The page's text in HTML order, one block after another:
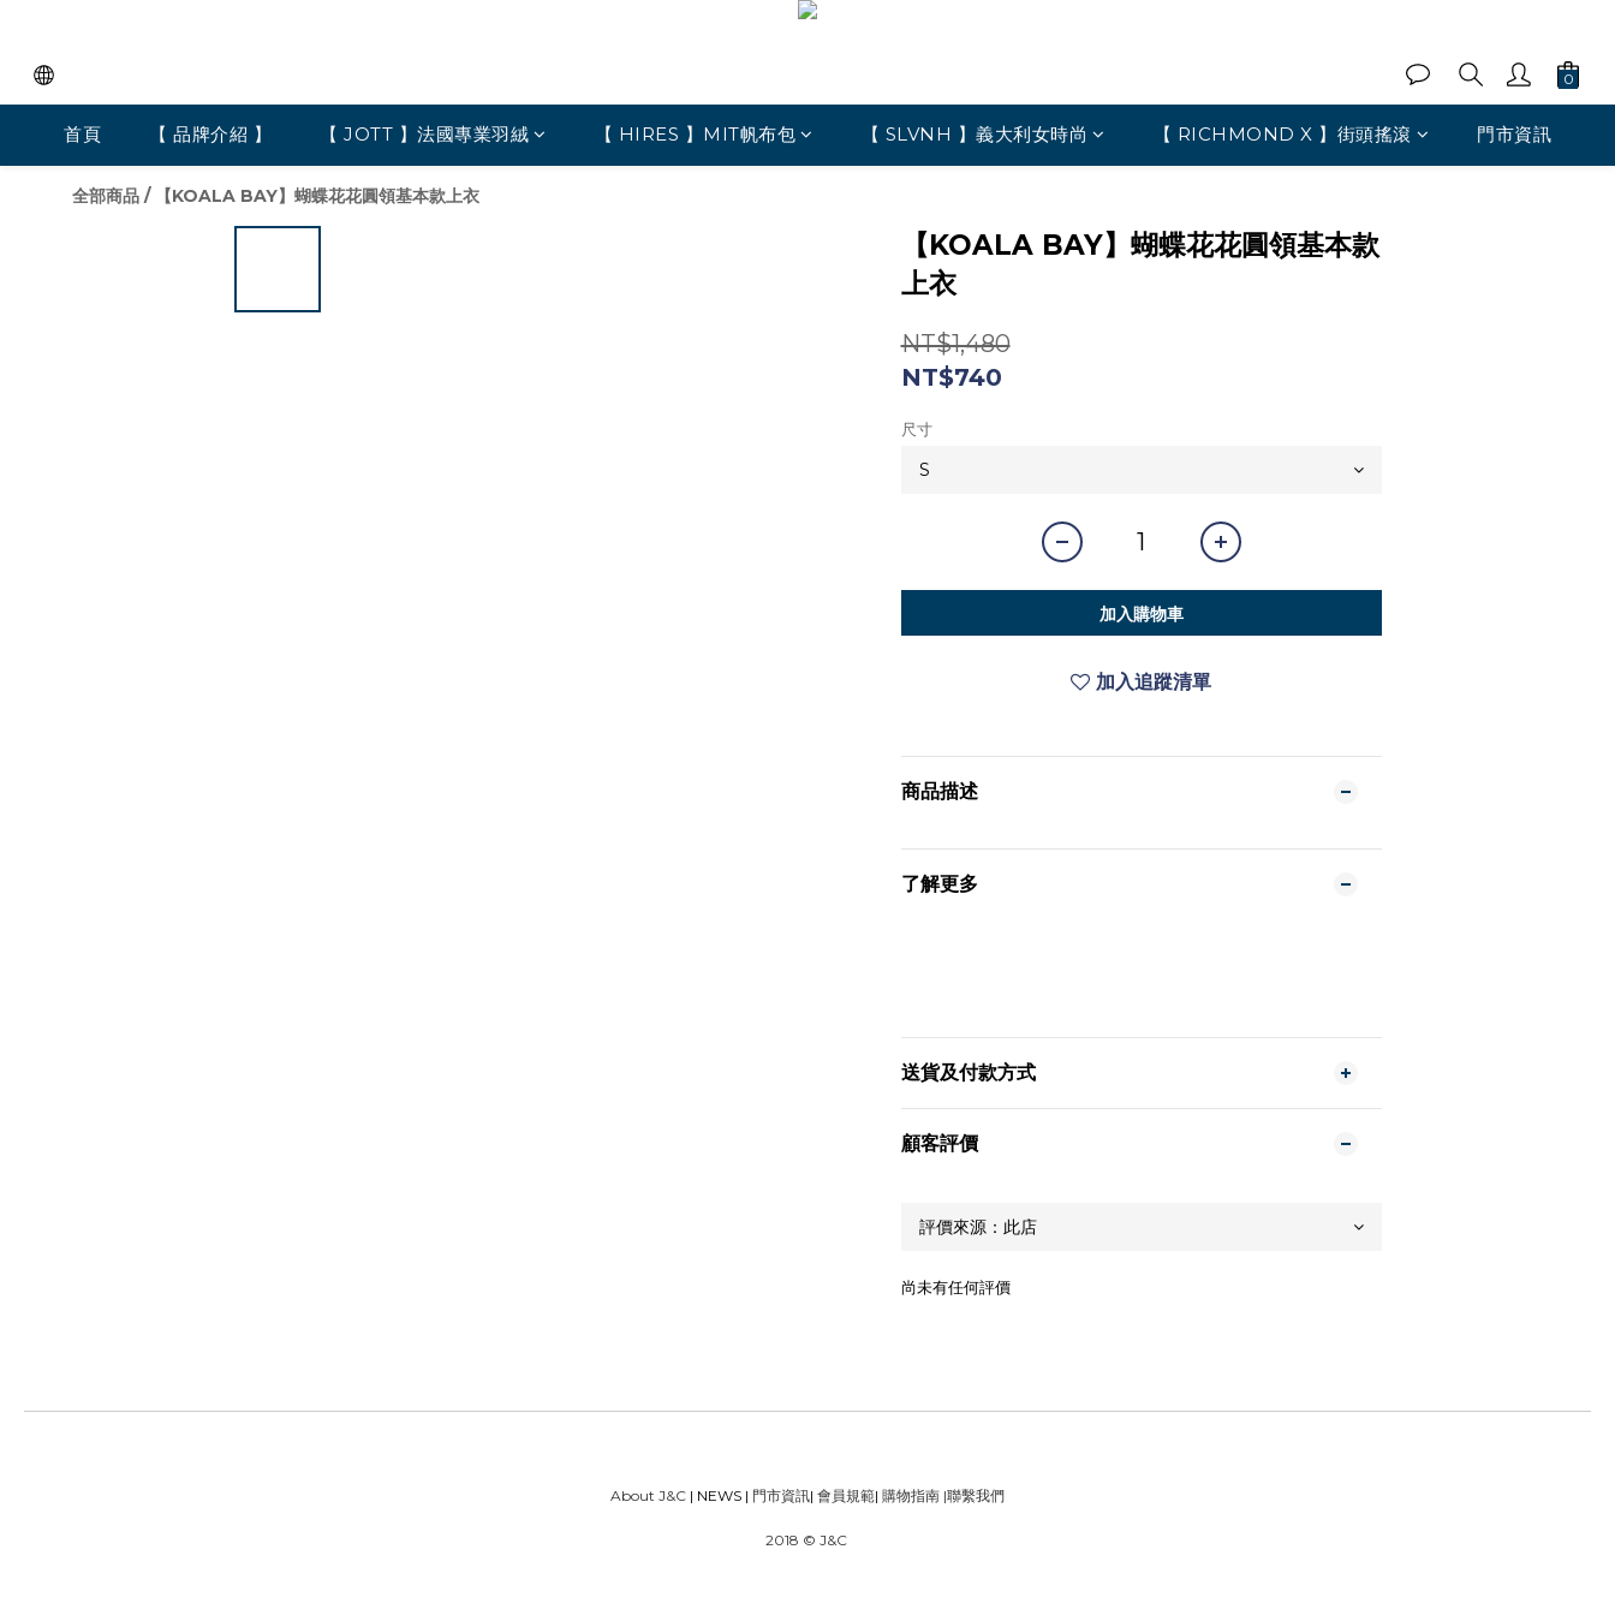
首頁 【 品牌介紹 】 【 JOTT 】法國專業羽絨 【 HIRES 】MIT帆布包 【 SLVNH 】義大利女時尚 【 RICHMOND X 】街頭搖滾 門市資訊
全部商品 / 【KOALA BAY】蝴蝶花花圓領基本款上衣
【KOALA BAY】蝴蝶花花圓領基本款
上衣
NT$1,480
NT$740
尺寸
加入購物車
加入追蹤清單
商品描述
了解更多
送貨及付款方式
顧客評價
尚未有任何評價
About J&C | NEWS | 門市資訊| 會員規範| 購物指南 |聯繫我們
2018 © J&C